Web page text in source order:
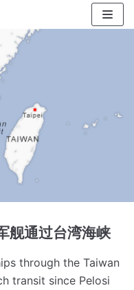
舰通过台湾海峡
through the Taiwan
transit since Pelosi